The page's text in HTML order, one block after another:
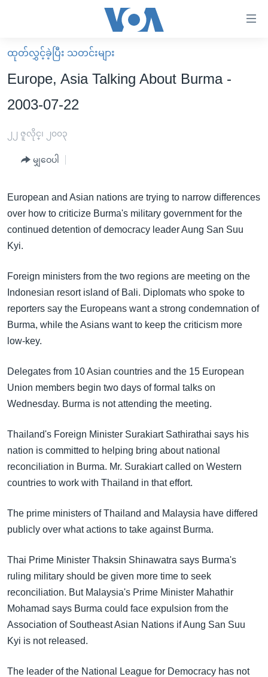
လွယ်ကူ
စေ
သည့်
များ
အ
ညွန်း
စာမျက်နှာ
သို့
ကျော်
ရန်
ရှာဖွေ
ရန်
သို့
ကျော်
ရန်
မူလစာမျက်နှာ
မြန်မာ
ကမ္ဘာ့သတင်းများ
နိုင်ငံတကာ
အစ္စရေး-ပါလက်စတိုင်း
ဗွီဒီယို
ရပ်ဝန်းတခု လမ်းတခု အလွန်
အင်္ဂလိပ်စာလေ့လာမယ်
အမေရိကန်သုံးအီဒီယံ
မကြေးမုံရဲ့ အင်္ဂလိပ်စာ
သုတပဒေသာ အင်္ဂလိပ်စာ
အပတ်စဉ်ကဏ္ဍများ
ရေဒီယို
ရေဒီယိုနှင့်ရုပ်သံ အချက်အလက်များ
Learning English
ဗွီအိုအေ လူမှုကွန်ယက်များ
ဘာသာစကားများ
ထုတ်လွှင့်ခဲ့ပြီး သတင်းများ
Europe, Asia Talking About Burma -
2003-07-22
၂၂ ဇူလိုင္၊ ၂၀၀၃
မျှဝေပါ
European and Asian nations are trying to narrow differences
over how to criticize Burma's military government for the
continued detention of democracy leader Aung San Suu
Kyi.
Foreign ministers from the two regions are meeting on the
Indonesian resort island of Bali. Diplomats who spoke to
reporters say the Europeans want a strong condemnation of
Burma, while the Asians want to keep the criticism more
low-key.
Delegates from 10 Asian countries and the 15 European
Union members begin two days of formal talks on
Wednesday. Burma is not attending the meeting.
Thailand's Foreign Minister Surakiart Sathirathai says his
nation is committed to helping bring about national
reconciliation in Burma. Mr. Surakiart called on Western
countries to work with Thailand in that effort.
The prime ministers of Thailand and Malaysia have differed
publicly over what actions to take against Burma.
Thai Prime Minister Thaksin Shinawatra says Burma's
ruling military should be given more time to seek
reconciliation. But Malaysia's Prime Minister Mahathir
Mohamad says Burma could face expulsion from the
Association of Southeast Asian Nations if Aung San Suu
Kyi is not released.
The leader of the National League for Democracy has not